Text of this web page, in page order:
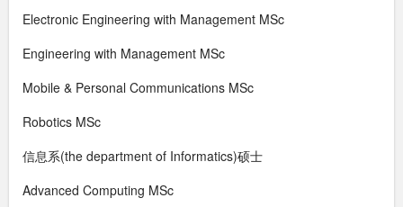
Electronic Engineering with Management MSc
Engineering with Management MSc
Mobile & Personal Communications MSc
Robotics MSc
信息系(the department of Informatics)硕士
Advanced Computing MSc